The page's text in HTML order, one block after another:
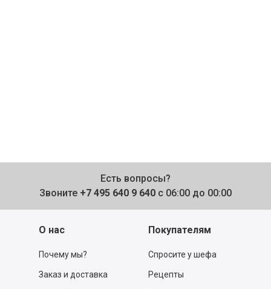
Есть вопросы?
Звоните +7 495 640 9 640 с 06:00 до 00:00
О нас
Почему мы?
Заказ и доставка
Покупателям
Спросите у шефа
Рецепты